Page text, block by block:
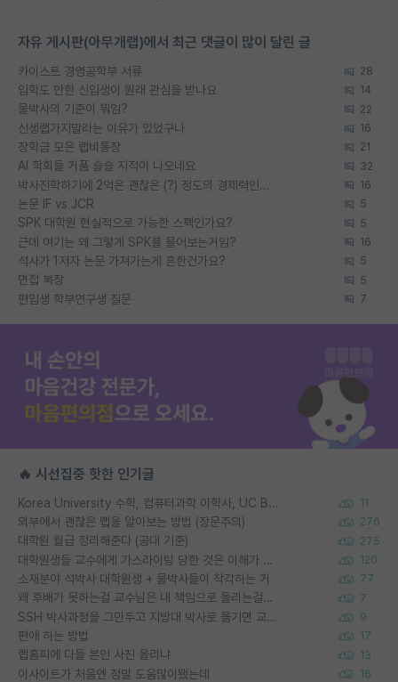
자유 게시판(아무개랩)에서 최근 댓글이 많이 달린 글
카이스트 경영공학부 서류 28
입학도 안한 신입생이 원래 관심을 받나요 14
물박사의 기준이 뭐임? 22
신생랩가지말라는 이유가 있었구나 16
장학금 모은 랩비통장 21
AI 학회들 거품 슬슬 지적이 나오네요 32
박사진학하기에 2억은 괜찮은 (?) 정도의 경제력인가요 16
논문 IF vs JCR 5
SPK 대학원 현실적으로 가능한 스펙인가요? 5
근데 여기는 왜 그렇게 SPK를 물어보는거임? 16
석사가 1저자 논문 가져가는게 흔한건가요? 5
면접 복장 5
편입생 학부연구생 질문 7
🔥 시선집중 핫한 인기글
Korea University 수학, 컴퓨터과학 이학사, UC Berkeley 산업공학 대학원 공학박사가 되는 것은 쉽지 않겠죠? 11
외부에서 괜찮은 랩을 알아보는 방법 (장문주의) 276
대학원 월급 정리해준다 (공대 기준) 275
대학원생들 교수에게 가스라이팅 당한 것은 이해가 갑니다. 안타깝네요. 120
소재분야 석박사 대학원생 + 물박사들이 착각하는 거 77
왜 후배가 못하는걸 교수님은 내 책임으로 돌리는걸까요? 7
SSH 박사과정을 그만두고 지방대 박사로 옮기면 교수의 꿈은 끝일까요? 9
편애 하는 방법 17
랩홈피에 다들 본인 사진 올리냐 13
이사이트가 처음엔 정말 도움많이됐는데 16